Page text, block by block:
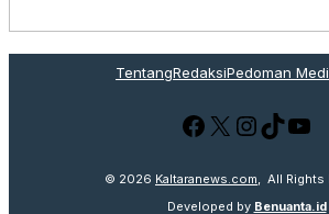
TentangRedaksiPedoman
Facebook
X TikTok
© 2026 Kaltaranews.com , All Rights
Developed by Benuanta.id